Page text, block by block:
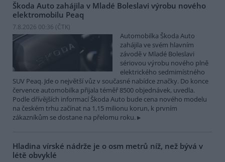
Škoda Auto zahájila v Mladé Boleslavi výrobu nového
elektromobilu Peaq
7.8.2026 00:36 (ČTK)
Automobilka Škoda Auto
zahájila ve svém hlavním
závodě v Mladé Boleslavi
sériovou výrobu nového plně
elektrického sedmimístného
SUV Peaq. Jde o největší vůz v současné nabídce značky. Do konce
července automobilka přijala téměř 8500 objednávek, uvedla.
Podle dřívějších informací Škoda Auto bude cena nového modelu
na českém trhu začínat na 1,15 milionu korun, k prvním
zákazníkům se dostane na přelomu roku.
Hladina vírské nádrže je o osm metrů níž, než bývá v
létě obvyklé